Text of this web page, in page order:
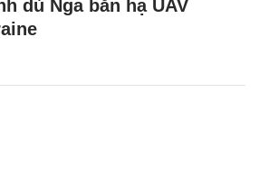
dù Nga bắn hạ UAV